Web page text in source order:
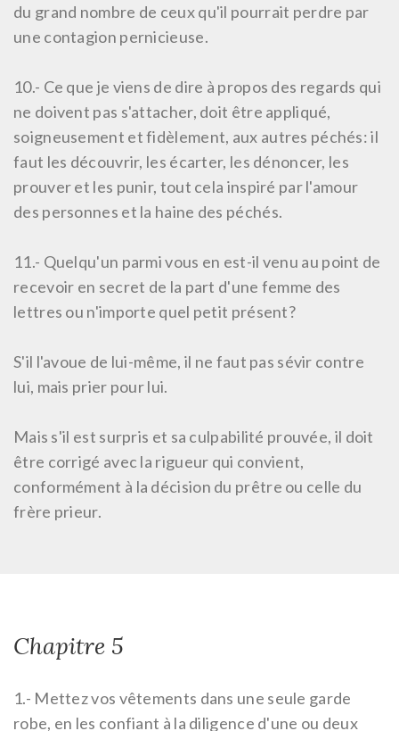
du grand nombre de ceux qu'il pourrait perdre par
une contagion pernicieuse.
10.- Ce que je viens de dire à propos des regards qui
ne doivent pas s'attacher, doit être appliqué,
soigneusement et fidèlement, aux autres péchés: il
faut les découvrir, les écarter, les dénoncer, les
prouver et les punir, tout cela inspiré par l'amour
des personnes et la haine des péchés.
11.- Quelqu'un parmi vous en est-il venu au point de
recevoir en secret de la part d'une femme des
lettres ou n'importe quel petit présent?
S'il l'avoue de lui-même, il ne faut pas sévir contre
lui, mais prier pour lui.
Mais s'il est surpris et sa culpabilité prouvée, il doit
être corrigé avec la rigueur qui convient,
conformément à la décision du prêtre ou celle du
frère prieur.
Chapitre 5
1.- Mettez vos vêtements dans une seule garde
robe, en les confiant à la diligence d'une ou deux